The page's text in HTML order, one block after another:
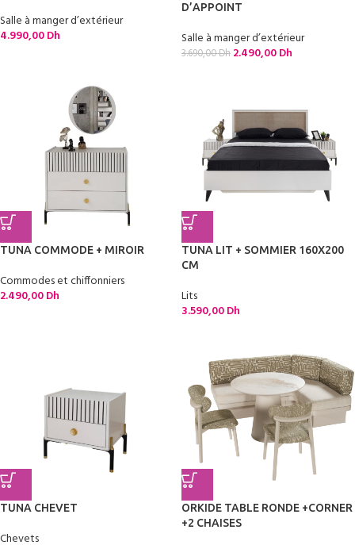
Salle à manger d’extérieur
4.990,00Dh
D’APPOINT
Salle à manger d’extérieur
3.690,00Dh 2.490,00Dh
TUNA COMMODE + MIROIR
Commodes et chiffonniers
2.490,00Dh
TUNA LIT + SOMMIER 160X200
CM
Lits
3.590,00Dh
TUNA CHEVET
Chevets
ORKIDE TABLE RONDE +CORNER
+2 CHAISES